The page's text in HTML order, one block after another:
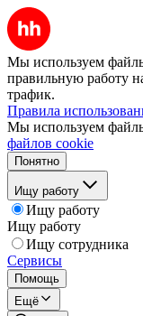
Мы используем
правильную работу
трафик.
Правила
Мы используем
файлов cookie
Понятно
Ищу работу
Ищу работу
Ищу работу
Ищу сотрудника
Сервисы
Помощь
Ещё